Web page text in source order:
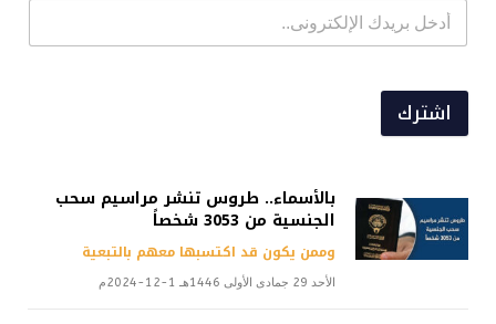
اشترك
بالأسماء.. طروس تنشر مراسيم سحب
الجنسية من 3053 شخصاً
وممن يكون قد اكتسبها معهم بالتبعية
الأحد 29 جمادى الأولى 1446هـ 1-12-2024م